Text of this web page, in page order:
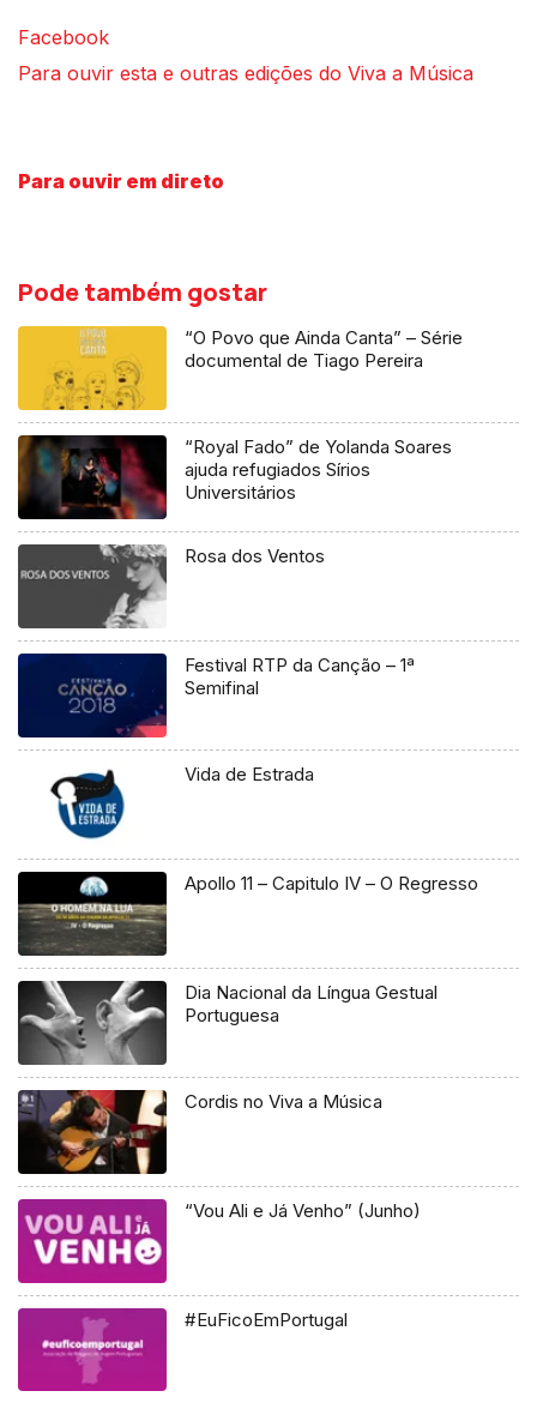
Facebook
Para ouvir esta e outras edições do Viva a Música
Para ouvir em direto
Pode também gostar
“O Povo que Ainda Canta” – Série
documental de Tiago Pereira
“Royal Fado” de Yolanda Soares
ajuda refugiados Sírios
Universitários
Rosa dos Ventos
Festival RTP da Canção – 1ª
Semifinal
Vida de Estrada
Apollo 11 – Capitulo IV – O Regresso
Dia Nacional da Língua Gestual
Portuguesa
Cordis no Viva a Música
“Vou Ali e Já Venho” (Junho)
#EuFicoEmPortugal